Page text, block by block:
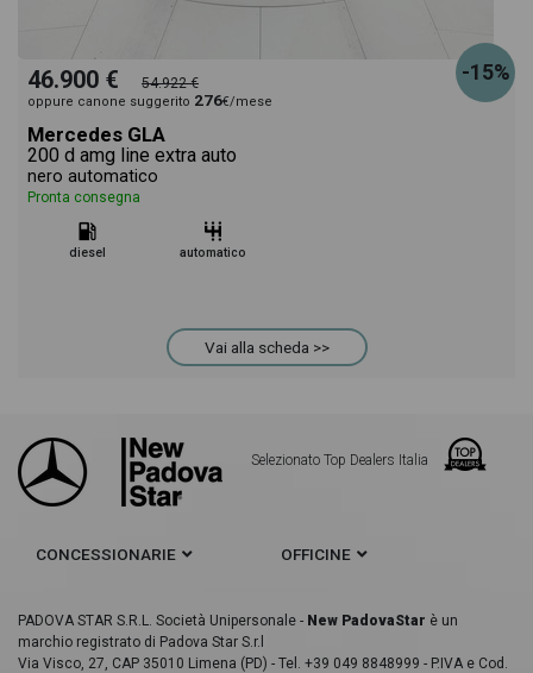
-15%
46.900 € 54.922 €
oppure canone suggerito 276€/mese
Mercedes GLA
200 d amg line extra auto
nero automatico
Pronta consegna
diesel automatico
Vai alla scheda >>
Selezionato Top Dealers Italia
CONCESSIONARIE OFFICINE
PADOVA STAR S.R.L. Società Unipersonale - New PadovaStar è un
marchio registrato di Padova Star S.r.l
Via Visco, 27, CAP 35010 Limena (PD) - Tel. +39 049 8848999 - P.IVA e Cod.